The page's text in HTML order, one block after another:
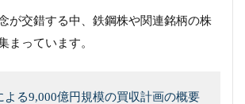
が交錯する中、鉄鋼株や関連銘柄の株
まっています。
よる9,000億円規模の買収計画の概要